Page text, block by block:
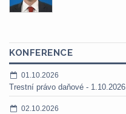
KONFERENCE
01.10.2026
Trestní právo daňové - 1.10.2026
02.10.2026